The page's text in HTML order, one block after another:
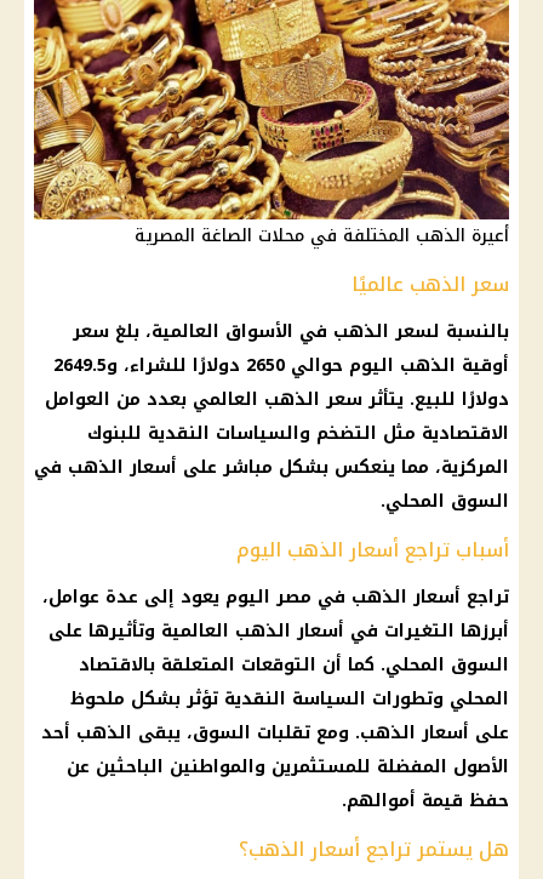
أعيرة الذهب المختلفة في محلات الصاغة المصرية
سعر الذهب عالميًا
بالنسبة لسعرالذهب في الأسواق العالمية، بلغ سعر
أوقية الذهب اليوم
حوالي 2650 دولارًا للشراء، و2649.5
دولارًا للبيع. يتأثرسعر الذهب العالمي بعدد من العوامل
الاقتصادية مثل التضخم والسياسات النقدية للبنوك
المركزية، مما ينعكس بشكل مباشر على أسعار الذهب في
السوق المحلي.
أسباب تراجع أسعار الذهب اليوم
تراجع أسعار الذهب في مصراليوم يعود إلى عدة عوامل،
أبرزها التغيرات في أسعار الذهب العالمية وتأثيرها على
السوق المحلي. كما أن التوقعات المتعلقة بالاقتصاد
المحلي وتطورات السياسة النقدية تؤثر بشكل ملحوظ
على أسعار الذهب. ومع تقلبات السوق، يبقى الذهب أحد
الأصول المفضلة للمستثمرين والمواطنين الباحثين عن
حفظ قيمة أموالهم.
هل يستمر تراجع أسعار الذهب؟